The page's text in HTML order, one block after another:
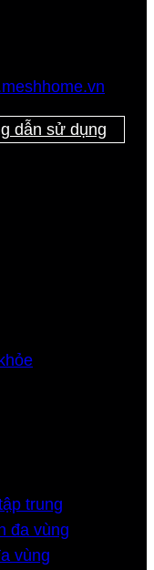
dẫn sử dụng
trung
đa vùng
vùng